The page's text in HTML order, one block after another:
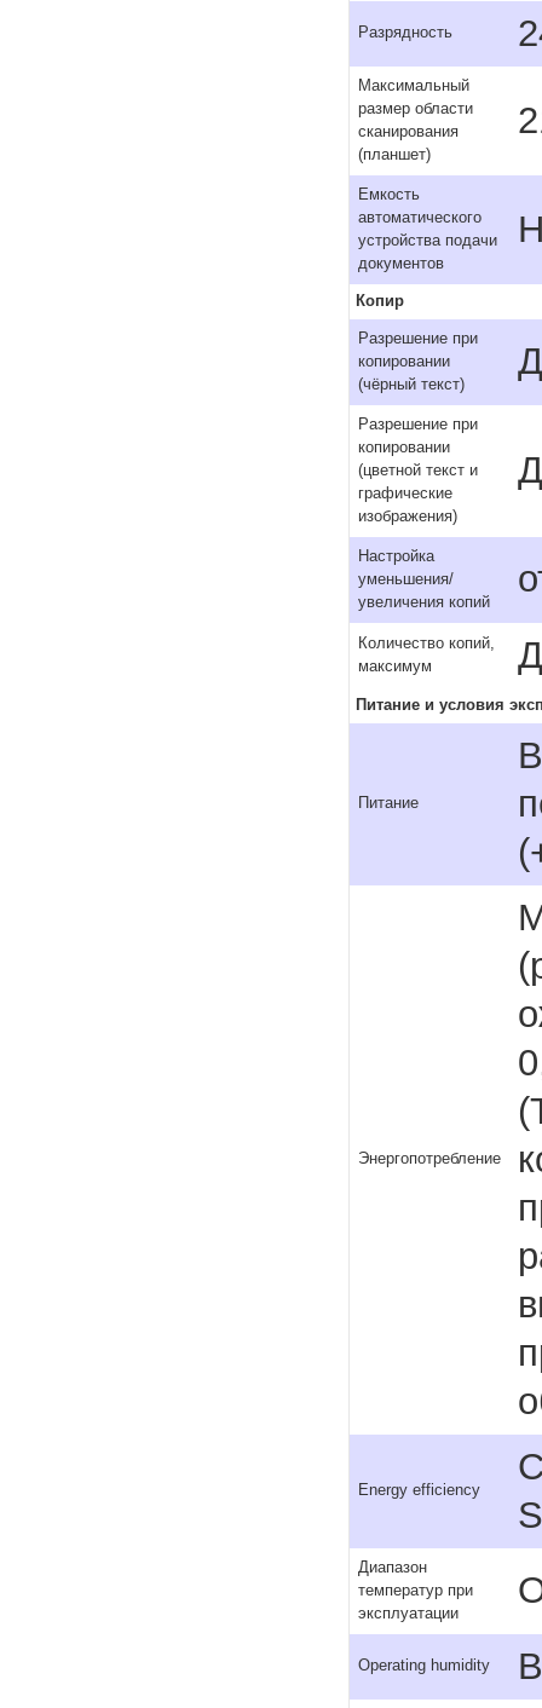
Разрядность
Максимальный
размер области
сканирования
(планшет)
Емкость
автоматического
устройства подачи
документов
Копир
Разрешение при
копировании
(чёрный текст)
Разрешение при
копировании
(цветной текст и
графические
изображения)
Настройка
уменьшения/
увеличения копий
Количество копий,
максимум
Питание и условия
Питание
Энергопотребление
Energy efficiency
Диапазон
температур при
эксплуатации
Operating humidity